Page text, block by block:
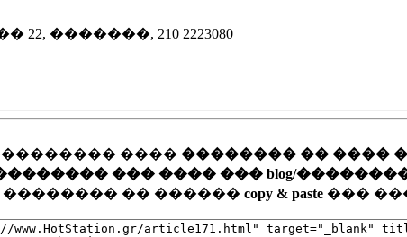
�������, 210 2223080
���� �������� �� ����
��� ���� ��� blog/
�������� �� ������ copy & paste���